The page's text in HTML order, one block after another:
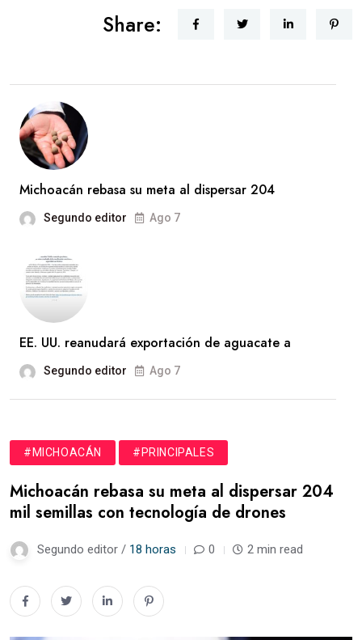
Share:
Michoacán rebasa su meta al dispersar 204
Segundo editor Ago 7
EE. UU. reanudará exportación de aguacate a
Segundo editor Ago 7
#MICHOACÁN #PRINCIPALES
Michoacán rebasa su meta al dispersar 204
mil semillas con tecnología de drones
Segundo editor / 18 horas 0 2 min read